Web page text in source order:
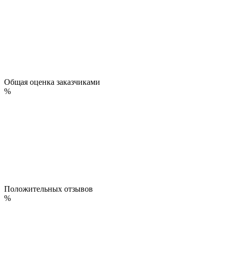
Общая оценка заказчиками
%
Положительных отзывов
%